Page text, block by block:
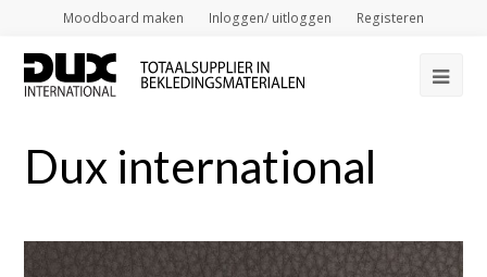
Moodboard maken Inloggen/ uitloggen Registeren
Dux international